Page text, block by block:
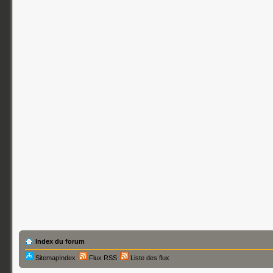
Index du forum
SitemapIndex Flux RSS Liste des flux